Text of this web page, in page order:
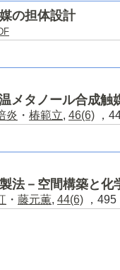
の担体設計
メタノール合成触
炎 ・ 椿範立, 46(6) ，
法－空間構築と化
・ 藤元薫, 44(6) ，